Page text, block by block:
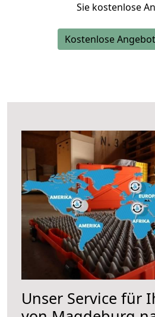
Sie kostenlose
Kostenlose
Unser Service für